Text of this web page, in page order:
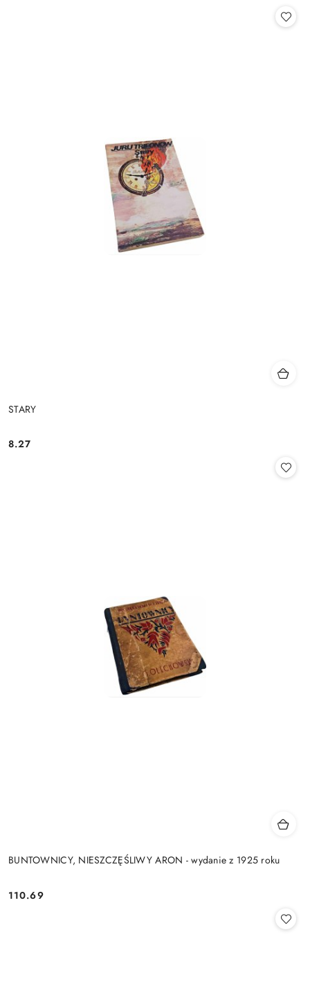
STARY
Cena:
8.27
BUNTOWNICY, NIESZCZĘŚLIWY ARON - wydanie z 1925 roku
Cena:
110.69